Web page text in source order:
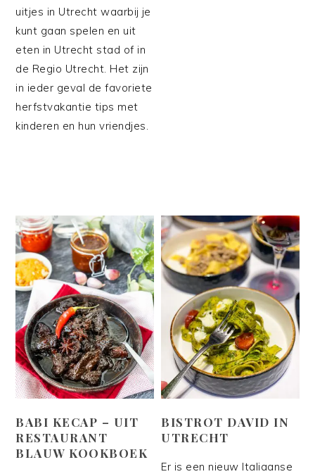
uitjes in Utrecht waarbij je
kunt gaan spelen en uit
eten in Utrecht stad of in
de Regio Utrecht. Het zijn
in ieder geval de favoriete
herfstvakantie tips met
kinderen en hun vriendjes.
BABI KECAP – UIT
RESTAURANT
BLAUW KOOKBOEK
BISTROT DAVID IN
UTRECHT
Er is een nieuw Italiaanse